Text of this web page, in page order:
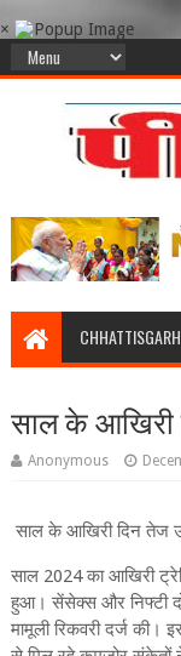
×
CHHATTISGARH
साल के आखिरी
Anonymous
साल के आखिरी दिन तेज
साल 2024 का आखिरी
हुआ। सेंसेक्स और निफ्टी
मामूली रिकवरी दर्ज